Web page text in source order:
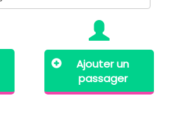
Ajouter un
passager